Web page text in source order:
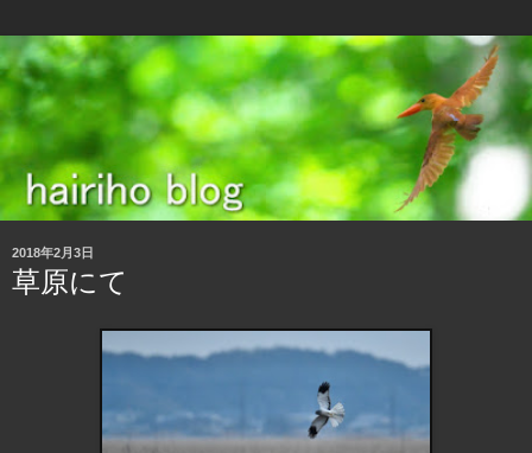
2018年2月3日
草原にて